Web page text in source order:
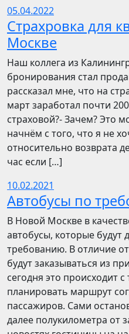
05.04.2022
Страхровка для
Москве
Наш коллега из
бронирования стал
рассказал мне, что на
март заработал почти
страховой?- Зачем? Это
начнём с того, что я не
относительно возврата
час если […]
10.02.2021
Автобусы по
В Новой Москве в
автобусы, которые будут
требованию. В отличие
будут заказываться из
сегодня это происходит
планировать маршрут
пассажиров. Сами
далее полукилометра от